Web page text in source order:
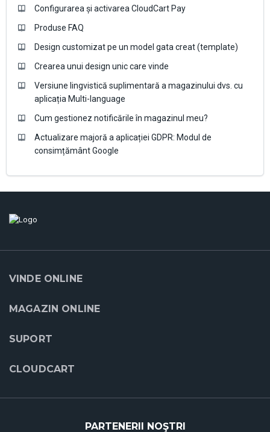
Configurarea și activarea CloudCart Pay
Produse FAQ
Design customizat pe un model gata creat (template)
Crearea unui design unic care vinde
Versiune lingvistică suplimentară a magazinului dvs. cu
aplicația Multi-language
Cum gestionez notificările în magazinul meu?
Actualizare majoră a aplicației GDPR: Modul de
consimțământ Google
VINDE ONLINE
MAGAZIN ONLINE
SUPORT
CLOUDCART
PARTENERII NOŞTRI